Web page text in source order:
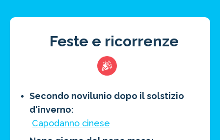
Feste e ricorrenze
Secondo novilunio dopo il solstizio
d'inverno:
Capodanno cinese